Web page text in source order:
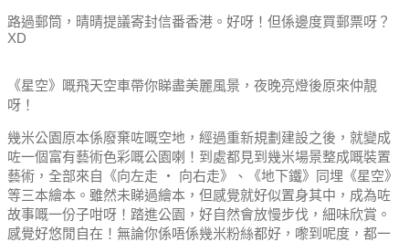
路過郵筒，晴晴提議寄封信番香港。好呀！但係邊度買郵票呀？
XD
《星空》嘅飛天空車帶你睇盡美麗風景，夜晚亮燈後原來仲靚
呀！
幾米公園原本係廢棄咗嘅空地，經過重新規劃建設之後，就變成
咗一個富有藝術色彩嘅公園喇！ 到處都見到幾米場景整成嘅裝置
藝術，全部來自《向左走 ‧ 向右走》、《地下鐵》同埋《星空》
等三本繪本。 雖然未睇過繪本，但感覺就好似置身其中，成為咗
故事嘅一份子咁呀！ 踏進公園，好自然會放慢步伐，細味欣賞。
感覺好悠閒自在！無論你係唔係幾米粉絲都好，嚟到呢度，都一